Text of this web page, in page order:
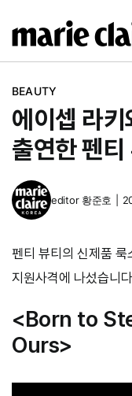
텐
BEAUTY
에이셉 라
출연한 펜
editor 황준호
펜티 뷰티의 신제품
지원사격에 나섰습니
<Born to
Ours>